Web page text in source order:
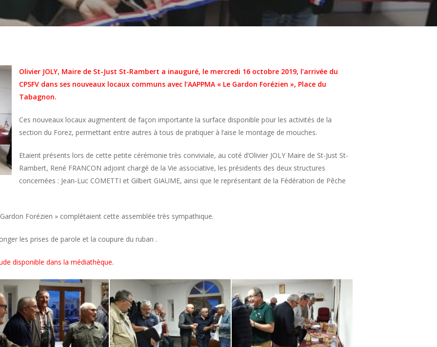
Olivier JOLY, Maire de St-Just St-Rambert a inauguré, le mercredi 16 octobre 2019, l’arrivée du
CPSFV dans ses nouveaux locaux communs avec l’AAPPMA « Le Gardon Forézien », Place du
Tabagnon.
Ces nouveaux locaux augmentent de façon importante la surface disponible pour les activités de la
section du Forez, permettant entre autres à tous de pratiquer à l’aise le montage de mouches.
Etaient présents lors de cette petite cérémonie très conviviale, au coté d’Olivier JOLY Maire de St-Just St-
Rambert, René FRANCON adjoint chargé de la Vie associative, les présidents des deux structures
concernées : Jean-Luc COMETTI et Gilbert GIAUME, ainsi que le représentant de la Fédération de Pêche
Forézien » complétaient cette assemblée très sympathique.
les prises de parole et la coupure du ruban .
disponible dans la médiathèque.